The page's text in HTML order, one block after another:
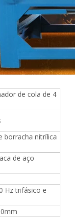
de 4
borracha nitrílica
de aço
Hz trifásico e